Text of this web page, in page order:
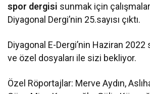
spor dergisi sunmak için
Diyagonal Dergi’nin 25.sayısı çıktı.
Diyagonal E-Dergi’nin Haziran 2022
ve özel dosyaları ile sizi bekliyor.
Özel Röportajlar: Merve Aydın,